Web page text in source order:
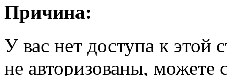
Причина:
У вас нет доступа к
не авторизованы, можете